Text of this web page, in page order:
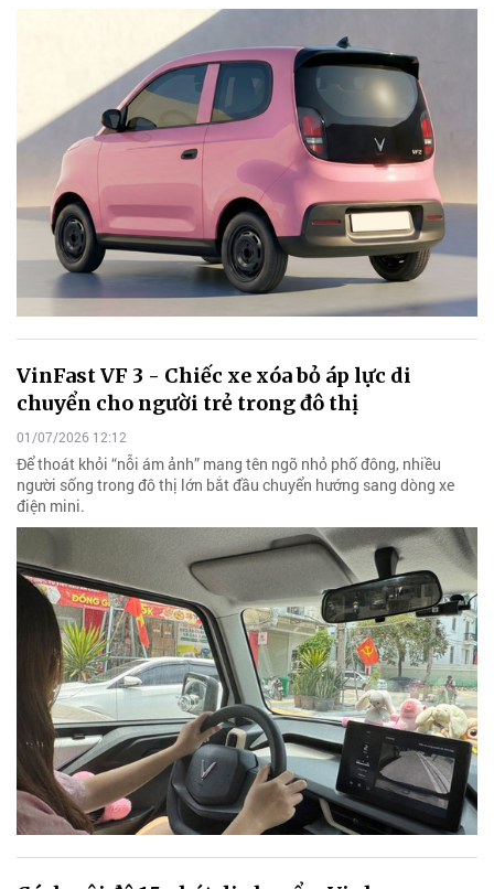
VinFast VF 3 - Chiếc xe xóa bỏ áp lực di
chuyển cho người trẻ trong đô thị
01/07/2026 12:12
Để thoát khỏi “nỗi ám ảnh” mang tên ngõ nhỏ phố đông, nhiều
người sống trong đô thị lớn bắt đầu chuyển hướng sang dòng xe
điện mini.